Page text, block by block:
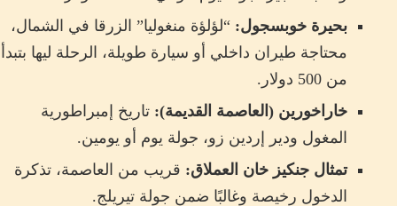
بحيرة خوبسجول: “لؤلؤة منغوليا” الزرقا في الشمال،
محتاجة طيران داخلي أو سيارة طويلة، الرحلة ليها بتبدأ
من 500 دولار.
خاراخورين (العاصمة القديمة): تاريخ إمبراطورية
المغول ودير إردين زو، جولة يوم أو يومين.
تمثال جنكيز خان العملاق: قريب من العاصمة، تذكرة
الدخول رخيصة وغالبًا ضمن جولة تيريلج.